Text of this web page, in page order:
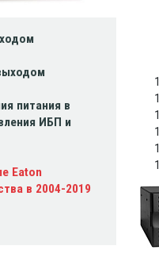
питания в
ИБП и
Eaton
в 2004-2019